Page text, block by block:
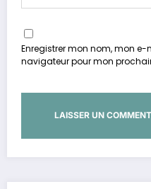
Enregistrer mon nom, mon
navigateur pour mon